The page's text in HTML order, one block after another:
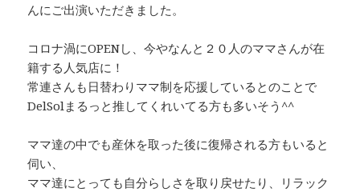
んにご出演いただきました。
コロナ渦にOPENし、今やなんと２０人のママさんが在
籍する人気店に！
常連さんも日替わりママ制を応援しているとのことで
DelSolまるっと推してくれいてる方も多いそう^^
ママ達の中でも産休を取った後に復帰される方もいると
伺い、
ママ達にとっても自分らしさを取り戻せたり、リラック